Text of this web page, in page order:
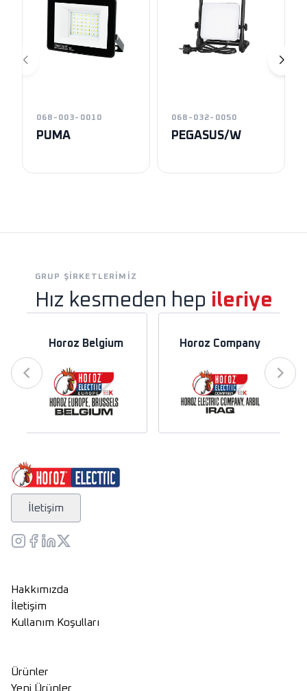
068-003-0010
PUMA
068-032-0050
PEGASUS/W
GRUP ŞIRKETLERIMIZ
Hız kesmeden hep ileriye
Horoz Belgium Horoz Company
İletişim
Hakkımızda
İletişim
Kullanım Koşulları
Ürünler
Yeni Ürünler